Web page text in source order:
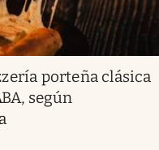
porteña clásica
según